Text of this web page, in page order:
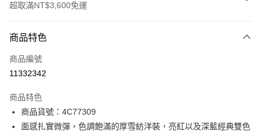
超取滿NT$3,600免運
信用卡一次付款
信用卡分期付款
合作金庫商業銀行
華南商業銀行
上海商業儲蓄銀行
台北富邦商業銀行
LINE Pay
Apple Pay
商品特色
商品編號
11332342
商品特色
商品貨號：4C77309
面感扎實微彈，色調飽滿的厚雪紡洋裝，亮紅以及深藍經典雙色